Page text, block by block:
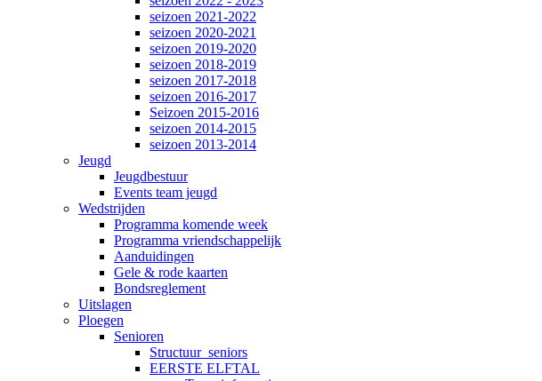
seizoen 2021-2022
seizoen 2020-2021
seizoen 2019-2020
seizoen 2018-2019
seizoen 2017-2018
seizoen 2016-2017
Seizoen 2015-2016
seizoen 2014-2015
seizoen 2013-2014
Jeugd
Jeugdbestuur
Events team jeugd
Wedstrijden
Programma komende week
Programma vriendschappelijk
Aanduidingen
Gele & rode kaarten
Bondsreglement
Uitslagen
Ploegen
Senioren
Structuur_seniors
EERSTE ELFTAL